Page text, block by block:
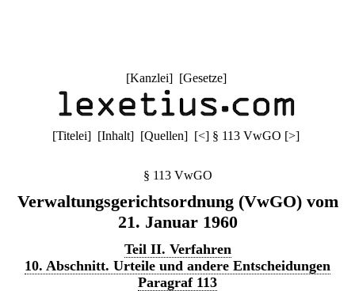
[Kanzlei] [Gesetze]
[Titelei] [Inhalt] [Quellen] [<] § 113 VwGO [>]
§ 113 VwGO
Verwaltungsgerichtsordnung (VwGO) vom
21. Januar 1960
Teil II. Verfahren
10. Abschnitt. Urteile und andere Entscheidungen
Paragraf 113